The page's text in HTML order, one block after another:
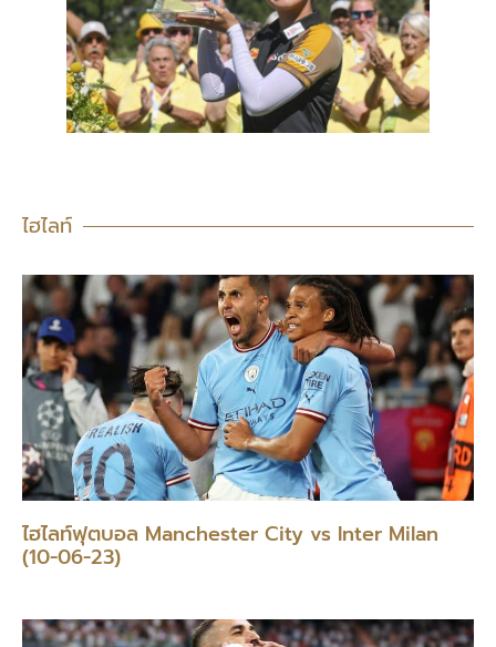
ไฮไลท์
ไฮไลท์ฟุตบอล Manchester City vs Inter Milan
(10-06-23)